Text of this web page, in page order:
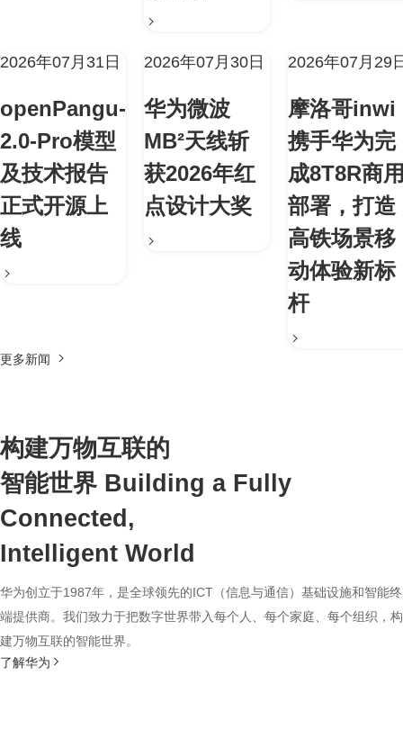
2026年07月31日
openPangu-
2.0-Pro模型
及技术报告
正式开源上
线
2026年07月30日
华为微波
MB²天线斩
获2026年红
点设计大奖
2026年07月29
摩洛哥inwi
携手华为完
成8T8R商
部署，打造
高铁场景移
动体验新标
杆
更多新闻
构建万物互联的
智能世界 Building a Fully
Connected,
Intelligent World
华为创立于1987年，是全球领先的ICT（信息与通信）基础设施和智能终
端提供商。我们致力于把数字世界带入每个人、每个家庭、每个组织，构
建万物互联的智能世界。
了解华为